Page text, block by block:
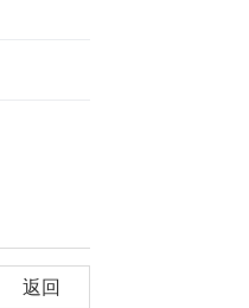
返回